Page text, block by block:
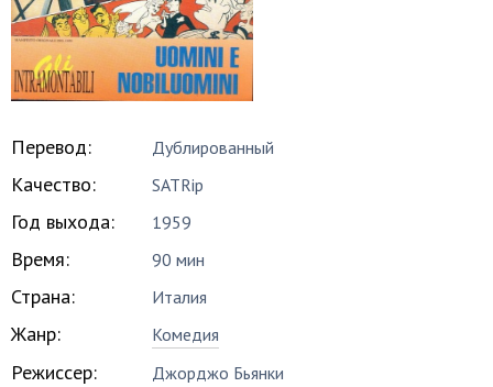
Перевод: Дублированный
Качество: SATRip
Год выхода: 1959
Время: 90 мин
Страна: Италия
Жанр: Комедия
Режиссер: Джорджо Бьянки